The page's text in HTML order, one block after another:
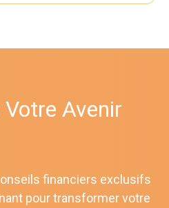
Avenir
financiers exclusifs
pour transformer votre